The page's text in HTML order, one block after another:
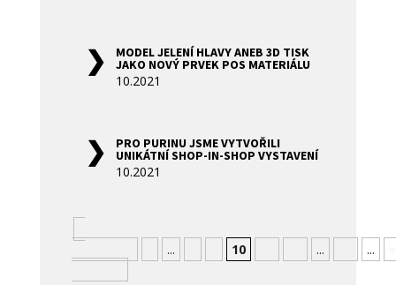
MODEL JELENÍ HLAVY ANEB 3D TISK
JAKO NOVÝ PRVEK POS MATERIÁLU
10.2021
PRO PURINU JSME VYTVOŘILI
UNIKÁTNÍ SHOP-IN-SHOP VYSTAVENÍ
10.2021
... 10 ... ...